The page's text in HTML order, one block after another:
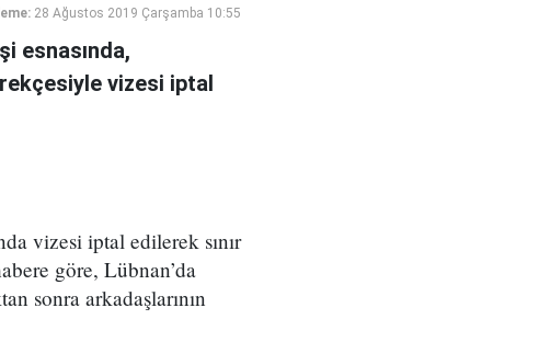
28 Ağustos 2019 Çarşamba 10:55
esnasında,
vizesi iptal
vizesi iptal edilerek sınır
göre, Lübnan’da
sonra arkadaşlarının